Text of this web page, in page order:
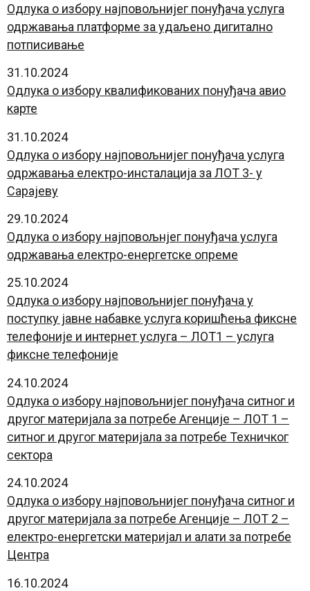
Одлука о избору најповољнијег понуђача услуга
одржавања платформе за удаљено дигитално
потписивање
31.10.2024
Одлука о избору квалификованих понуђача авио
карте
31.10.2024
Одлука о избору најповољнијег понуђача услуга
одржавања електро-инсталација за ЛОТ 3- у
Сарајеву
29.10.2024
Oдлука о избору најповољнјег понуђача услуга
одржавања електро-енергетске опреме
25.10.2024
Oдлука о избору најповољнијег понуђача у
поступку јавне набавке услуга коришћења фиксне
телефоније и интернет услуга – ЛОТ1 – услуга
фиксне телефоније
24.10.2024
Oдлука о избору најповољнијег понуђача ситног и
другог материјала за потребе Агенције – ЛОТ 1 –
ситног и другог материјала за потребе Техничког
сектора
24.10.2024
Oдлука о избору најповољнијег понуђача ситног и
другог материјала за потребе Агенције – ЛОТ 2 –
електро-енергетски материјал и алати за потребе
Центра
16.10.2024